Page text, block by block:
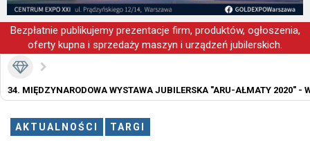
Bezpłatnie publikujemy prezentacje firm, produktów, ogłoszenia,
oferty kupna i sprzedaży maszyn i urządzeń jubilerskich.
34. MIĘDZYNARODOWA WYSTAWA JUBILERSKA "ARU-AŁMATY 2020" -
AKTUALNOŚCI TARGI